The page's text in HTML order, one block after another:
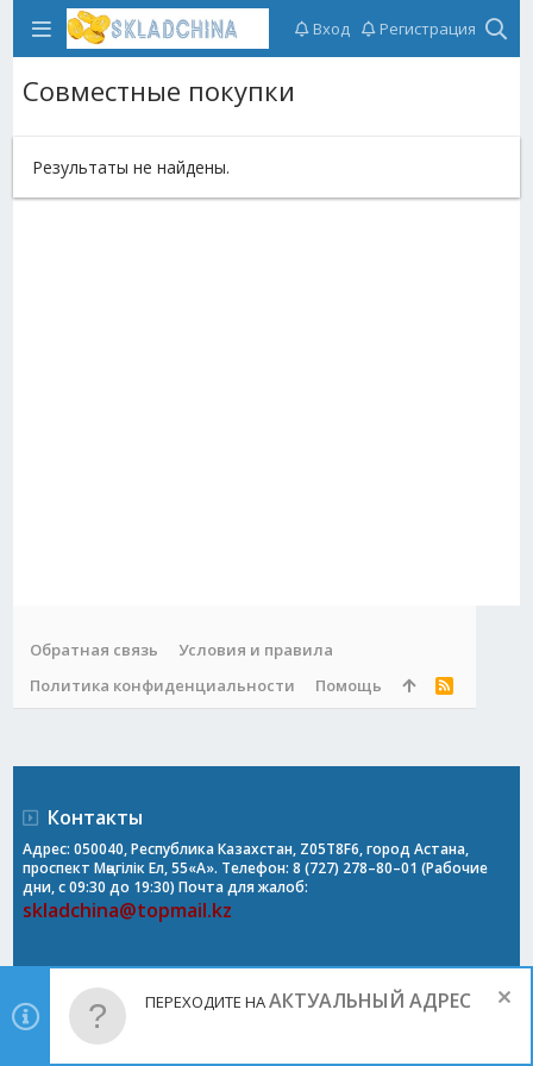
Вход Регистрация
Совместные покупки
Результаты не найдены.
Обратная связь
Условия и правила
Политика конфиденциальности
Помощь
R
Контакты
Адрес: 050040, Республика Казахстан, Z05T8F6, город Астана,
проспект Мәңгілік Ел, 55«А». Телефон: 8 (727) 278–80–01 (Рабочие
дни, с 09:30 до 19:30) Почта для жалоб:
skladchina@topmail.kz
ПЕРЕХОДИТЕ НААКТУАЛЬНЫЙ АДРЕС